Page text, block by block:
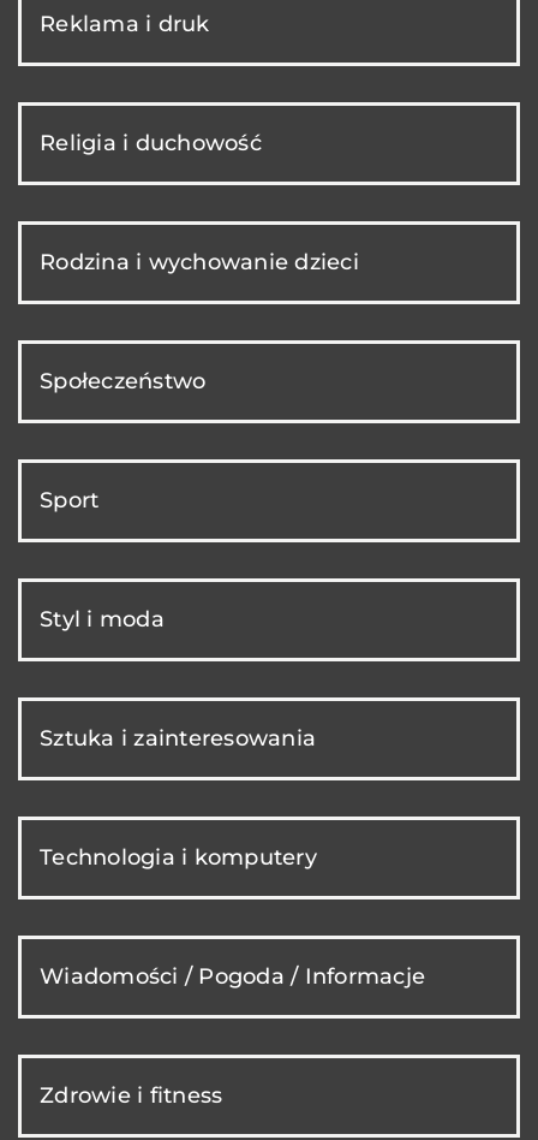
Reklama i druk
Religia i duchowość
Rodzina i wychowanie dzieci
Społeczeństwo
Sport
Styl i moda
Sztuka i zainteresowania
Technologia i komputery
Wiadomości / Pogoda / Informacje
Zdrowie i fitness